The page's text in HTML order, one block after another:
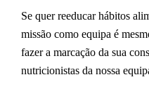
Se quer reeducar hábitos
missão como equipa é
fazer a marcação da sua
nutricionistas da nossa